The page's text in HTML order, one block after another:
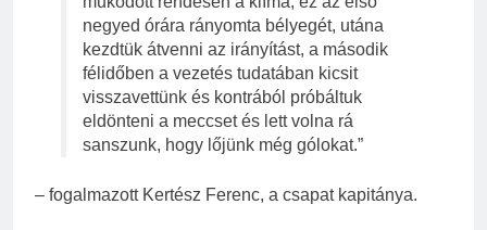
negyed órára rányomta bélyegét, utána
kezdtük átvenni az irányítást, a második
félidőben a vezetés tudatában kicsit
visszavettünk és kontrából próbáltuk
eldönteni a meccset és lett volna rá
sanszunk, hogy lőjünk még gólokat.”
– fogalmazott Kertész Ferenc, a csapat kapitánya.